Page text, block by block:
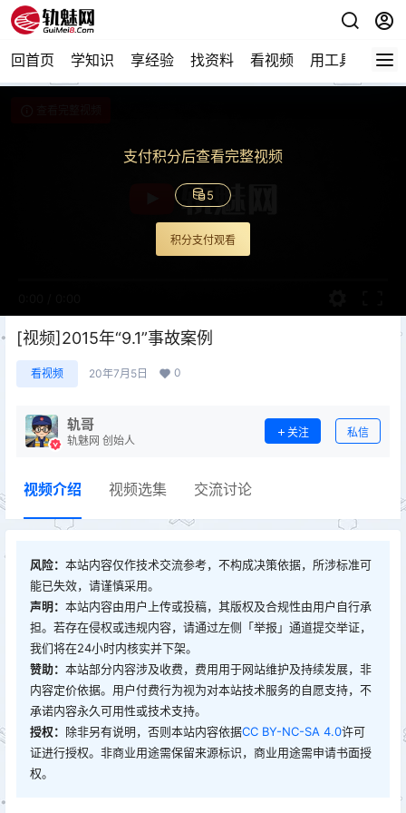
回首页 学知识 享经验 找资料 看视频 用工具 论技
支付积分后查看完整视频
5
积分支付观看
[视频]2015年“9.1”事故案例
看视频 20年7月5日 0
轨哥
轨魅网 创始人
关注 私信
视频介绍 视频选集 交流讨论
风险： 本站内容仅作技术交流参考，不构成决策依据，所涉标准可
能已失效，请谨慎采用。
声明： 本站内容由用户上传或投稿，其版权及合规性由用户自行承
担。若存在侵权或违规内容，请通过左侧「举报」通道提交举证，
我们将在24小时内核实并下架。
赞助： 本站部分内容涉及收费，费用用于网站维护及持续发展，非
内容定价依据。用户付费行为视为对本站技术服务的自愿支持，不
承诺内容永久可用性或技术支持。
授权： 除非另有说明，否则本站内容依据CC BY-NC-SA 4.0许可
证进行授权。非商业用途需保留来源标识，商业用途需申请书面授
权。